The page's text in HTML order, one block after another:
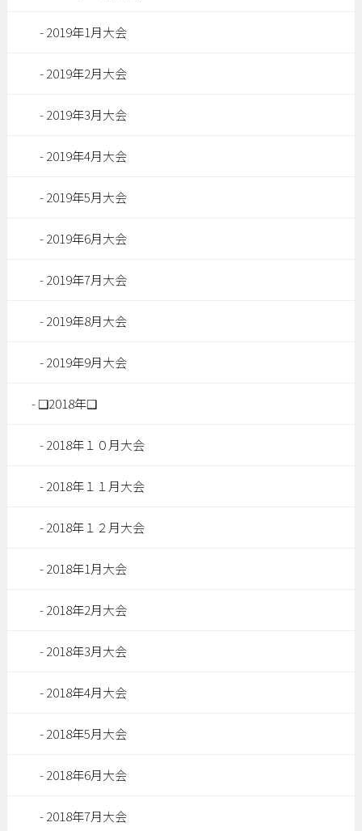
2019年1月大会
2019年2月大会
2019年3月大会
2019年4月大会
2019年5月大会
2019年6月大会
2019年7月大会
2019年8月大会
2019年9月大会
❑2018年❑
2018年１０月大会
2018年１１月大会
2018年１２月大会
2018年1月大会
2018年2月大会
2018年3月大会
2018年4月大会
2018年5月大会
2018年6月大会
2018年7月大会